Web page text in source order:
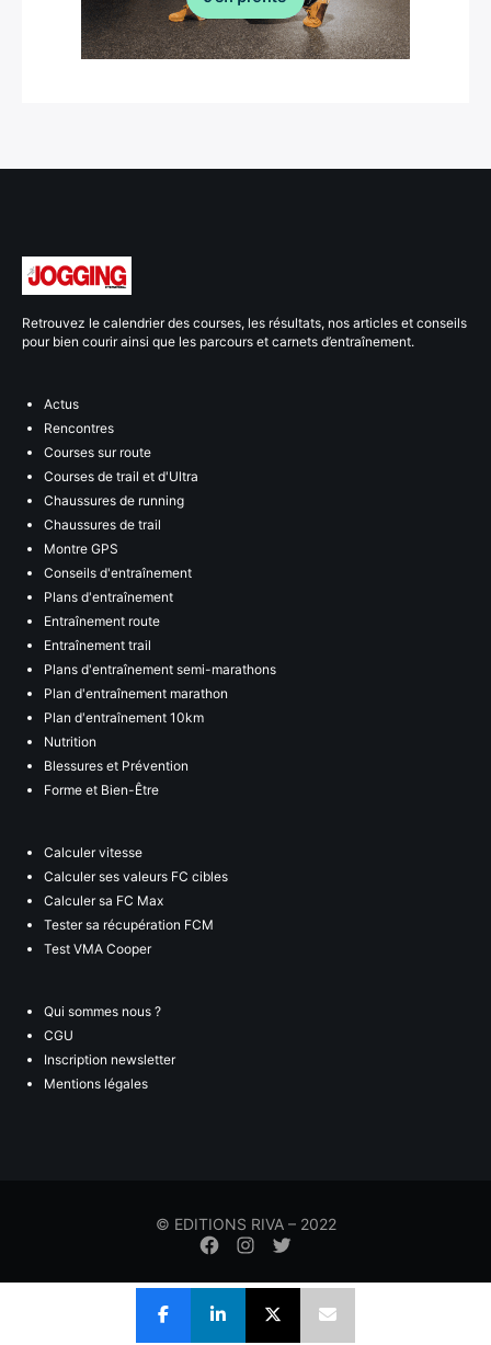
Retrouvez le calendrier des courses, les résultats, nos articles et conseils
pour bien courir ainsi que les parcours et carnets d’entraînement.
Actus
Rencontres
Courses sur route
Courses de trail et d'Ultra
Chaussures de running
Chaussures de trail
Montre GPS
Conseils d'entraînement
Plans d'entraînement
Entraînement route
Entraînement trail
Plans d'entraînement semi-marathons
Plan d'entraînement marathon
Plan d'entraînement 10km
Nutrition
Blessures et Prévention
Forme et Bien-Être
Calculer vitesse
Calculer ses valeurs FC cibles
Calculer sa FC Max
Tester sa récupération FCM
Test VMA Cooper
Qui sommes nous ?
CGU
Inscription newsletter
Mentions légales
© EDITIONS RIVA – 2022
Élément
menude
de